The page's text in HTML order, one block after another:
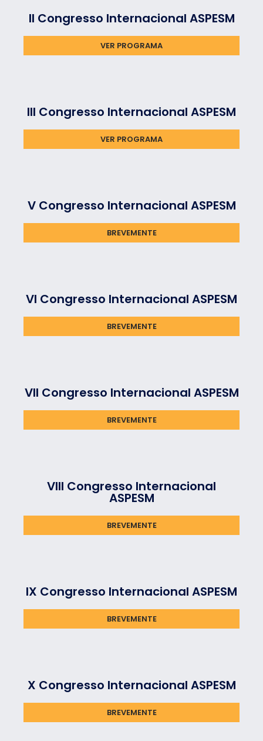
II Congresso Internacional ASPESM
VER PROGRAMA
III Congresso Internacional ASPESM
VER PROGRAMA
V Congresso Internacional ASPESM
BREVEMENTE
VI Congresso Internacional​ ASPESM
BREVEMENTE
VII Congresso Internacional​ ASPESM
BREVEMENTE
VIII Congresso Internacional
ASPESM​
BREVEMENTE
IX Congresso Internacional ASPESM
BREVEMENTE
X Congresso Internacional ASPESM
BREVEMENTE